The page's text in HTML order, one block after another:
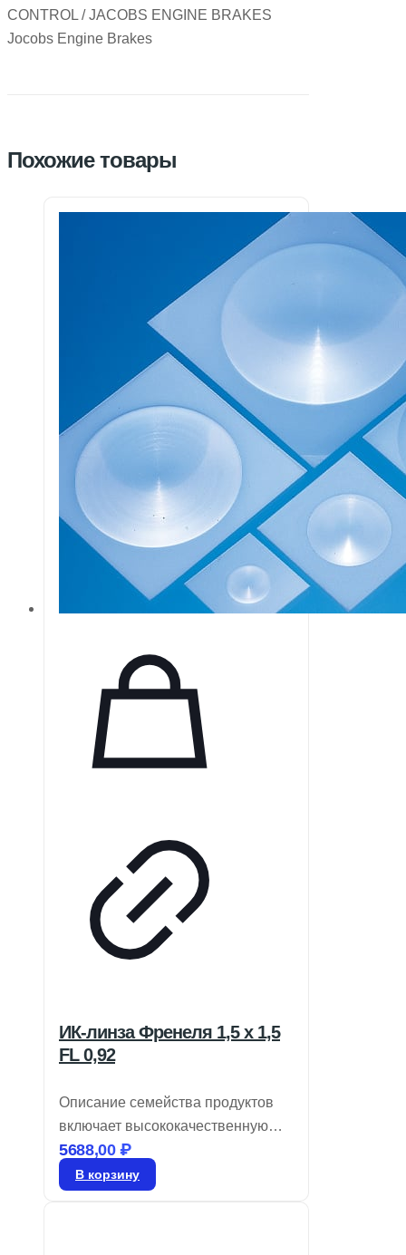
CONTROL / JACOBS ENGINE BRAKES
Jocobs Engine Brakes
Похожие товары
ИК-линза Френеля 1,5 x 1,5
FL 0,92
Описание семейства продуктов
включает высококачественную
оптику для инфракрасных
детекторов, обеспечивающую
5688,00₽
В корзину